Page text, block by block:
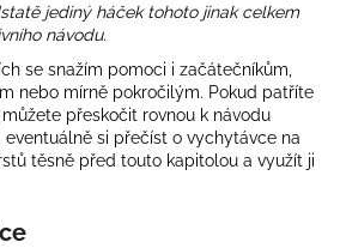
jediný háček tohoto jinak celkem
návodu.
se snažím pomoci i začátečníkům,
nebo mírně pokročilým. Pokud patříte
přeskočit rovnou k návodu
eventuálně si přečíst o vychytávce na
těsně před touto kapitolou a využít ji